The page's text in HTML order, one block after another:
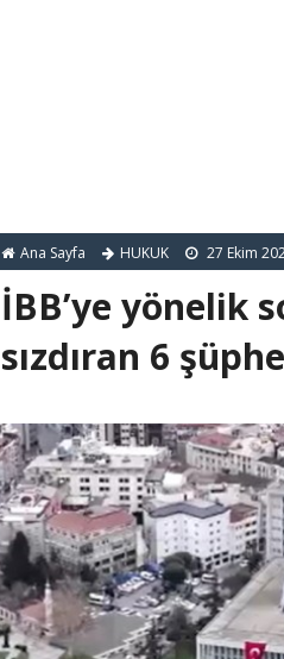
Ana Sayfa HUKUK 27 Ekim
İBB’ye yönelik
sızdıran 6